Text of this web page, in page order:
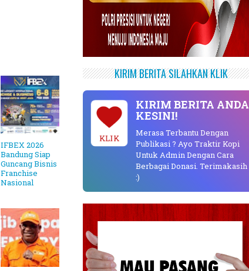
IFBEX 2026
Bandung Siap
Guncang Bisnis
Franchise
Nasional
KIRIM BERITA SILAHKAN KLIK
KLIK
KIRIM BERITA ANDA
KESINI!
Merasa Terbantu Dengan
Publikasi ? Ayo Traktir Kopi
Untuk Admin Dengan Cara
Berbagai Donasi. Terimakasih
:)